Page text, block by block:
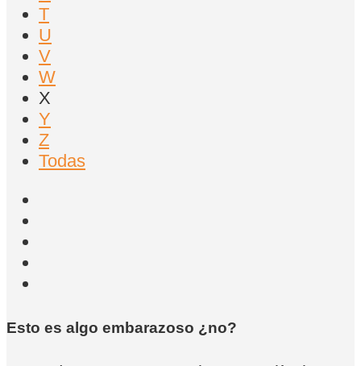
T
U
V
W
X
Y
Z
Todas
Esto es algo embarazoso ¿no?